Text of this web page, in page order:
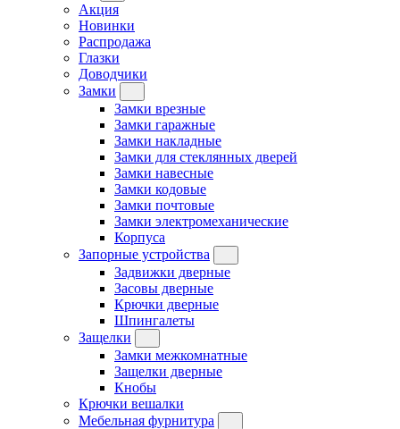
Акция
Новинки
Распродажа
Глазки
Доводчики
Замки
Замки врезные
Замки гаражные
Замки накладные
Замки для стеклянных дверей
Замки навесные
Замки кодовые
Замки почтовые
Замки электромеханические
Корпуса
Запорные устройства
Задвижки дверные
Засовы дверные
Крючки дверные
Шпингалеты
Защелки
Замки межкомнатные
Защелки дверные
Кнобы
Крючки вешалки
Мебельная фурнитура